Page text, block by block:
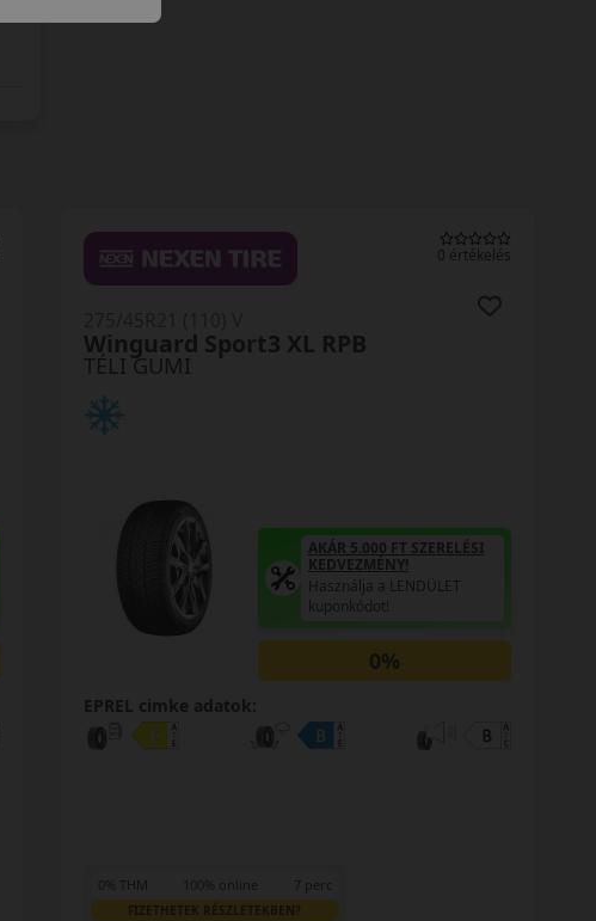
0 értékelés
TÉLI GUMI
Winguard Sport3 XL RPB
AKÁR 5.000 FT SZERELÉSI
KEDVEZMÉNY!
Használja a LENDÜLET
kuponkódot!
0%
EPREL cimke adatok:
0% THM 100% online 7 perc
FIZETHETEK RÉSZLETEKBEN?